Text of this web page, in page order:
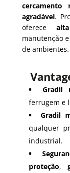
cercamento
agradável.
oferece
manutenção e
de ambientes.
Gradil
ferrugem e
Gradil
qualquer
industrial.
proteção,